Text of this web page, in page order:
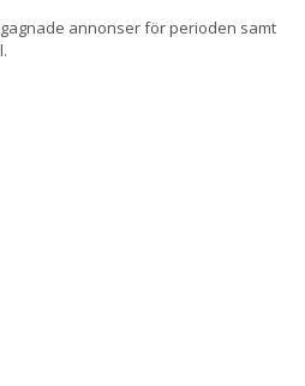
annonser för perioden samt